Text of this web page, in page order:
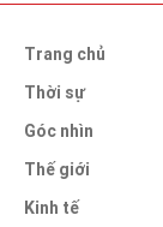
Trang chủ
Thời sự
Góc nhìn
Thế giới
Kinh tế